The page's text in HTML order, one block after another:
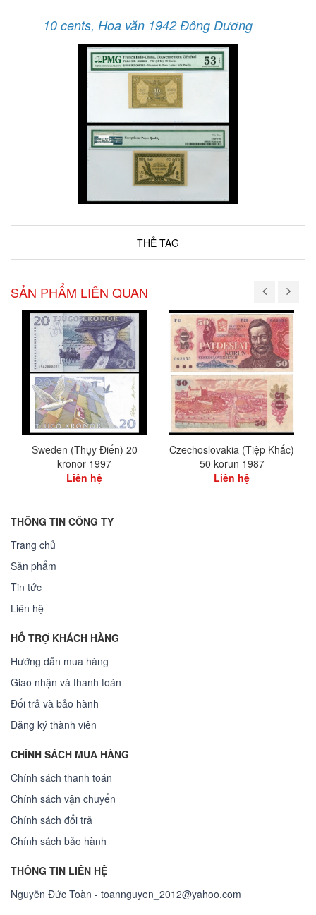
10 cents, Hoa văn 1942 Đông Dương
THẺ TAG
SẢN PHẨM LIÊN QUAN
Sweden (Thụy Điển) 20
kronor 1997
Liên hệ
Czechoslovakia (Tiệp Khắc)
50 korun 1987
Liên hệ
THÔNG TIN CÔNG TY
Trang chủ
Sản phẩm
Tin tức
Liên hệ
HỖ TRỢ KHÁCH HÀNG
Hướng dẫn mua hàng
Giao nhận và thanh toán
Đổi trả và bảo hành
Đăng ký thành viên
CHÍNH SÁCH MUA HÀNG
Chính sách thanh toán
Chính sách vận chuyển
Chính sách đổi trả
Chính sách bảo hành
THÔNG TIN LIÊN HỆ
Nguyễn Đức Toàn - toannguyen_2012@yahoo.com